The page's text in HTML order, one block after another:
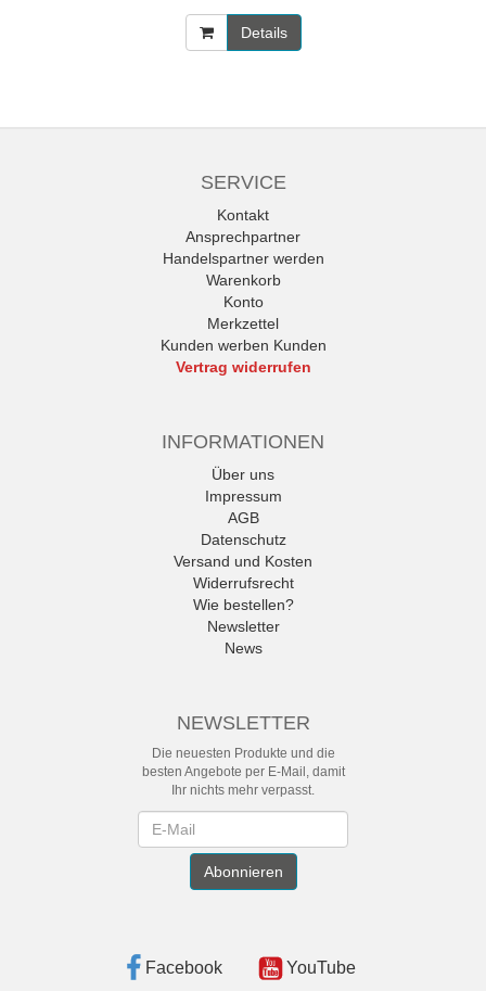
Details
SERVICE
Kontakt
Ansprechpartner
Handelspartner werden
Warenkorb
Konto
Merkzettel
Kunden werben Kunden
Vertrag widerrufen
INFORMATIONEN
Über uns
Impressum
AGB
Datenschutz
Versand und Kosten
Widerrufsrecht
Wie bestellen?
Newsletter
News
NEWSLETTER
Die neuesten Produkte und die
besten Angebote per E-Mail, damit
Ihr nichts mehr verpasst.
Abonnieren
Facebook YouTube